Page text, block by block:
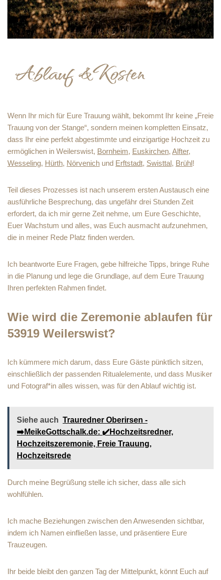
Wenn Ihr mich für Eure Trauung wählt, bekommt Ihr keine „Freie
Trauung von der Stange“, sondern meinen kompletten Einsatz,
dass Ihr eine perfekt abgestimmte und einzigartige Hochzeit zu
ermöglichen in Weilerswist, Bornheim, Euskirchen, Alfter,
Wesseling, Hürth, Nörvenich und Erftstadt, Swisttal, Brühl !
Teil dieses Prozesses ist nach unserem ersten Austausch eine
ausführliche Besprechung, das ungefähr drei Stunden Zeit
erfordert, da ich mir gerne Zeit nehme, um Eure Geschichte,
Euer Wachstum und alles, was Euch ausmacht aufzunehmen,
die in meiner Rede Platz finden werden.
Ich beantworte Eure Fragen, gebe hilfreiche Tipps, bringe Ruhe
in die Planung und lege die Grundlage, auf dem Eure Trauung
Ihren perfekten Rahmen findet.
Wie wird die Zeremonie ablaufen für
53919 Weilerswist?
Ich kümmere mich darum, dass Eure Gäste pünktlich sitzen,
einschließlich der passenden Ritualelemente, und dass Musiker
und Fotograf*in alles wissen, was für den Ablauf wichtig ist.
Siehe auch Trauredner Oberirsen -
➡️MeikeGottschalk.de: ✔️Hochzeitsredner,
Hochzeitszeremonie, Freie Trauung,
Hochzeitsrede
Durch meine Begrüßung stelle ich sicher, dass alle sich
wohlfühlen.
Ich mache Beziehungen zwischen den Anwesenden sichtbar,
indem ich Namen einfließen lasse, und präsentiere Eure
Trauzeugen.
Ihr beide bleibt den ganzen Tag der Mittelpunkt, könnt Euch auf